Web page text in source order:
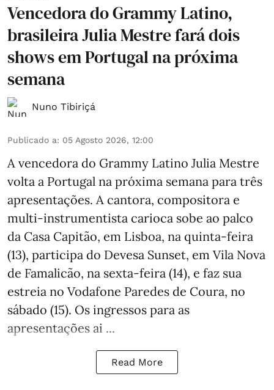
Vencedora do Grammy Latino,
brasileira Julia Mestre fará dois
shows em Portugal na próxima
semana
Nuno Tibiriçá
Publicado a: 05 Agosto 2026, 12:00
A vencedora do Grammy Latino Julia Mestre
volta a Portugal na próxima semana para três
apresentações. A cantora, compositora e
multi-instrumentista carioca sobe ao palco
da Casa Capitão, em Lisboa, na quinta-feira
(13), participa do Devesa Sunset, em Vila Nova
de Famalicão, na sexta-feira (14), e faz sua
estreia no Vodafone Paredes de Coura, no
sábado (15). Os ingressos para as
apresentações ai ...
Read More